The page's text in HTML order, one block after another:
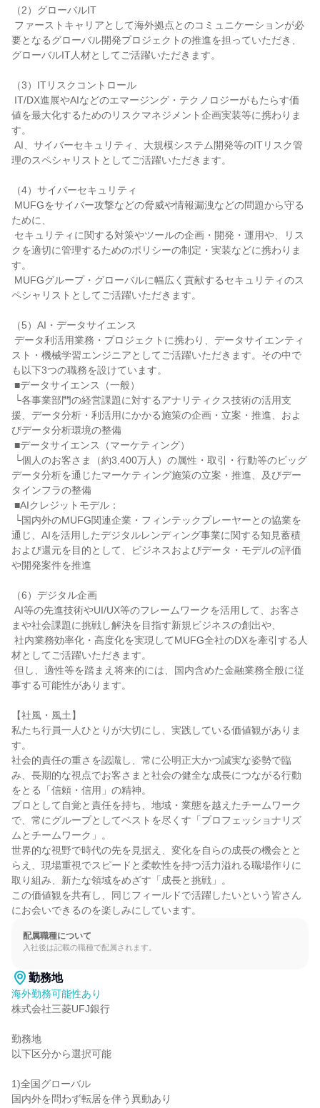
（2）グローバルIT
要となるグローバル開発プロジェクトの推進を担っていただき、
グローバルIT人材としてご活躍いただきます。
（3）ITリスクコントロール
値を最大化するためのリスクマネジメント企画実装等に携わりま
す。
理のスペシャリストとしてご活躍いただきます。
（4）サイバーセキュリティ
ために、
クを適切に管理するためのポリシーの制定・実装などに携わりま
す。
ペシャリストとしてご活躍いただきます。
（5）AI・データサイエンス
スト・機械学習エンジニアとしてご活躍いただきます。その中で
も以下3つの職務を設けています。
援、データ分析・利活用にかかる施策の企画・立案・推進、およ
びデータ分析環境の整備
データ分析を通じたマーケティング施策の立案・推進、及びデー
タインフラの整備
通じ、AIを活用したデジタルレンディング事業に関する知見蓄積
および還元を目的として、ビジネスおよびデータ・モデルの評価
や開発案件を推進
（6）デジタル企画
まや社会課題に挑戦し解決を目指す新規ビジネスの創出や、
材としてご活躍いただきます。
事する可能性があります。
【社風・風土】
私たち行員一人ひとりが大切にし、実践している価値観がありま
す。
社会的責任の重さを認識し、常に公明正大かつ誠実な姿勢で臨
み、長期的な視点でお客さまと社会の健全な成長につながる行動
をとる「信頼・信用」の精神。
プロとして自覚と責任を持ち、地域・業態を越えたチームワーク
で、常にグループとしてベストを尽くす「プロフェッショナリズ
ムとチームワーク」。
世界的な視野で時代の先を見据え、変化を自らの成長の機会とと
らえ、現場重視でスピードと柔軟性を持つ活力溢れる職場作りに
取り組み、新たな領域をめざす「成長と挑戦」。
この価値観を共有し、同じフィールドで活躍したいという皆さん
にお会いできるのを楽しみにしています。
配属職種について
入社後は記載の職種で配属されます。
勤務地
海外勤務可能性あり
株式会社三菱UFJ銀行
勤務地
以下区分から選択可能
1)全国グローバル
国内外を問わず転居を伴う異動あり